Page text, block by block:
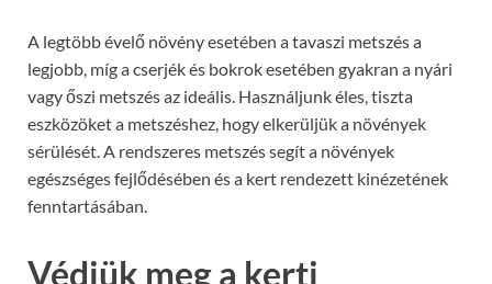
A legtöbb évelő növény esetében a tavaszi metszés a
legjobb, míg a cserjék és bokrok esetében gyakran a nyári
vagy őszi metszés az ideális. Használjunk éles, tiszta
eszközöket a metszéshez, hogy elkerüljük a növények
sérülését. A rendszeres metszés segít a növények
egészséges fejlődésében és a kert rendezett kinézetének
fenntartásában.
Védjük meg a kerti